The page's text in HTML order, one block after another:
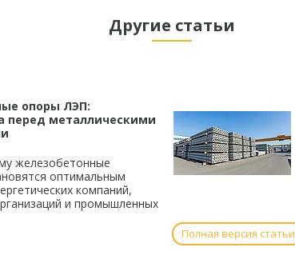
Другие статьи
опоры ЛЭП:
перед металлическими
железобетонные
оптимальным
компаний,
и промышленных
Полная версия статьи